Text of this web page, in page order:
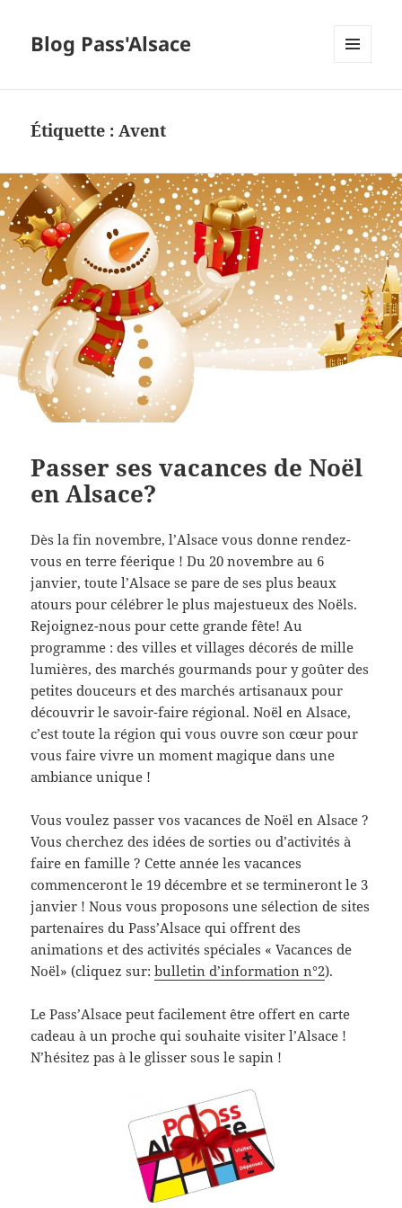
Blog Pass'Alsace
Étiquette :Avent
Passer ses vacances de Noël
en Alsace?
Dès la fin novembre, l’Alsace vous donne rendez-
vous en terre féerique ! Du 20 novembre au 6
janvier, toute l’Alsace se pare de ses plus beaux
atours pour célébrer le plus majestueux des Noëls.
Rejoignez-nous pour cette grande fête! Au
programme : des villes et villages décorés de mille
lumières, des marchés gourmands pour y goûter des
petites douceurs et des marchés artisanaux pour
découvrir le savoir-faire régional. Noël en Alsace,
c’est toute la région qui vous ouvre son cœur pour
vous faire vivre un moment magique dans une
ambiance unique !
Vous voulez passer vos vacances de Noël en Alsace ?
Vous cherchez des idées de sorties ou d’activités à
faire en famille ? Cette année les vacances
commenceront le 19 décembre et se termineront le 3
janvier ! Nous vous proposons une sélection de sites
partenaires du Pass’Alsace qui offrent des
animations et des activités spéciales « Vacances de
Noël» (cliquez sur:bulletin d’information n°2).
Le Pass’Alsace peut facilement être offert en carte
cadeau à un proche qui souhaite visiter l’Alsace !
N’hésitez pas à le glisser sous le sapin !